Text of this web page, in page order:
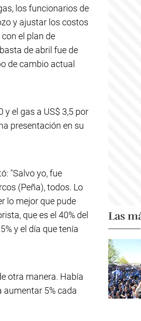
los funcionarios de
y ajustar los costos
el plan de
de abril fue de
de cambio actual
y el gas a US$ 3,5 por
presentación en su
"Salvo yo, fue
(Peña), todos. Lo
lo mejor que pude
que es el 40% del
y el día que tenía
otra manera. Había
aumentar 5% cada
Las